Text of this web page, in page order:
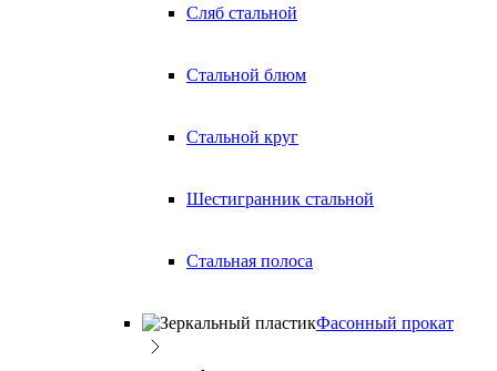
Сляб стальной
Стальной блюм
Стальной круг
Шестигранник стальной
Стальная полоса
Фасонный прокат